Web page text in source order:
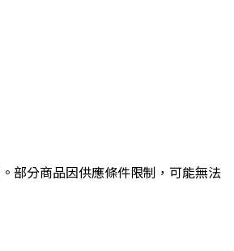
部分商品因供應條件限制，可能無法